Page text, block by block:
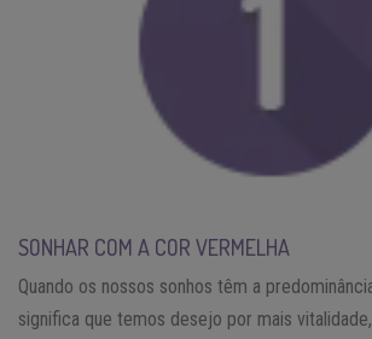
SONHAR COM A COR VERMELHA
Quando os nossos sonhos têm a
significa que temos desejo por mais